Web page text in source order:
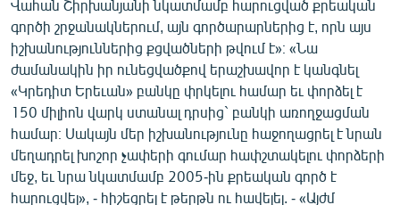
Վահան Շիրխանյանի նկատմամբ հարուցված քրեական
գործի շրջանակներում, այն գործարարներից է, որն այս
իշխանություններից քցվածների թվում է»։ «Նա
ժամանակին իր ունեցվածքով երաշխավոր է կանգնել
«Կրեդիտ Երեւան» բանկը փրկելու համար եւ փորձել է
150 միլիոն վարկ ստանալ դրսից` բանկի առողջացման
համար։ Սակայն մեր իշխանությունը հաջողացրել է նրան
մեղադրել խոշոր չափերի գումար հափշտակելու փորձերի
մեջ, եւ նրա նկատմամբ 2005-ին քրեական գործ է
հարուցվել», - հիշեցրել է թերթն ու հավելել. - «Այժմ